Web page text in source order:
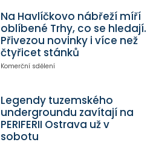
Na Havlíčkovo nábřeží míří
oblíbené Trhy, co se hledají.
Přivezou novinky i více než
čtyřicet stánků
Komerční sdělení
Legendy tuzemského
undergroundu zavítají na
PERIFERII Ostrava už v
sobotu